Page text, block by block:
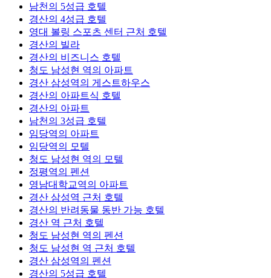
남천의 5성급 호텔
경산의 4성급 호텔
영대 볼링 스포츠 센터 근처 호텔
경산의 빌라
경산의 비즈니스 호텔
청도 남성현 역의 아파트
경산 삼성역의 게스트하우스
경산의 아파트식 호텔
경산의 아파트
남천의 3성급 호텔
임당역의 아파트
임당역의 모텔
청도 남성현 역의 모텔
정평역의 펜션
영남대학교역의 아파트
경산 삼성역 근처 호텔
경산의 반려동물 동반 가능 호텔
경산 역 근처 호텔
청도 남성현 역의 펜션
청도 남성현 역 근처 호텔
경산 삼성역의 펜션
경산의 5성급 호텔